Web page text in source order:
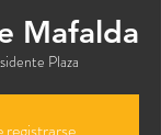
Mafalda
Plaza